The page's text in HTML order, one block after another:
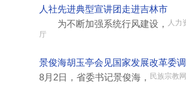
人社先进典型宣讲团走进吉林市
为不断加强系统行风建设， 人力
厅
景俊海胡玉亭会见国家发展改革委
8月2日，省委书记景俊海， 民族宗教网